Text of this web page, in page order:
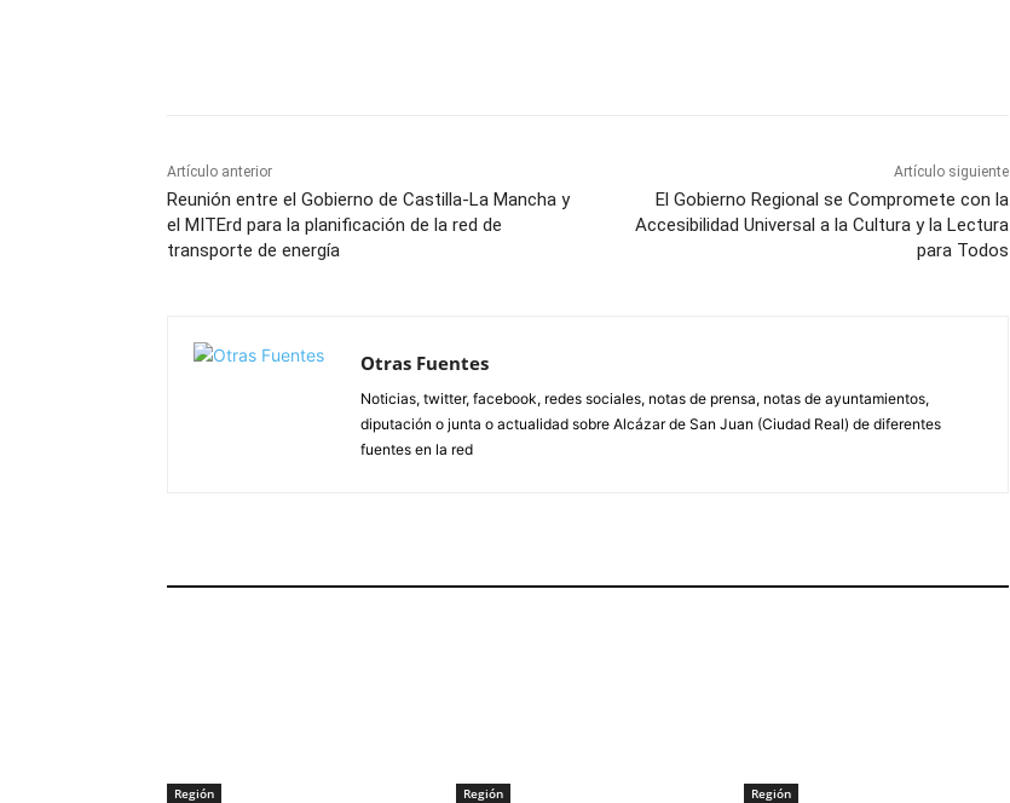
Artículo anterior
Reunión entre el Gobierno de Castilla-La Mancha y
el MITErd para la planificación de la red de
transporte de energía
Artículo siguiente
El Gobierno Regional se Compromete con la
Accesibilidad Universal a la Cultura y la Lectura
para Todos
Otras Fuentes
Noticias, twitter, facebook, redes sociales, notas de prensa, notas de ayuntamientos,
diputación o junta o actualidad sobre Alcázar de San Juan (Ciudad Real) de diferentes
fuentes en la red
Región Región Región